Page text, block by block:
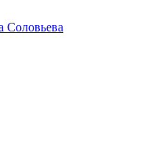
Соловьева